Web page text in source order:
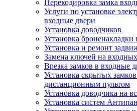
Перекодировка замка
Услуги по установке
входные двери
Установка доводчиков
Установка броненакладки
Установка и ремонт
Замена ключей на
Врезка замков в входные
Установка скрытых
дистанционным пультом
Установка доводчика на
Установка систем